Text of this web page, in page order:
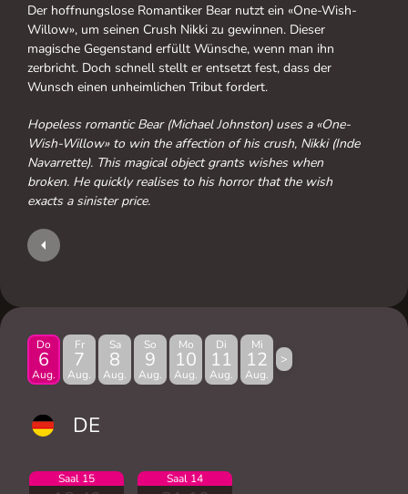
Der hoffnungslose Romantiker Bear nutzt ein «One-Wish-
Willow», um seinen Crush Nikki zu gewinnen. Dieser
magische Gegenstand erfüllt Wünsche, wenn man ihn
zerbricht. Doch schnell stellt er entsetzt fest, dass der
Wunsch einen unheimlichen Tribut fordert.
Hopeless romantic Bear (Michael Johnston) uses a «One-
Wish-Willow» to win the affection of his crush, Nikki (Inde
Navarrette). This magical object grants wishes when
broken. He quickly realises to his horror that the wish
exacts a sinister price.
Do
6
Aug.
Fr
7
Aug.
Sa
8
Aug.
So
9
Aug.
Mo
10
Aug.
Di
11
Aug.
Mi
12
Aug.
>
DE
Saal 15 Saal 14